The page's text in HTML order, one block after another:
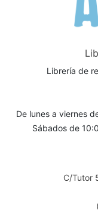
Librería de
De lunes a viernes
Sábados de
C/Tutor